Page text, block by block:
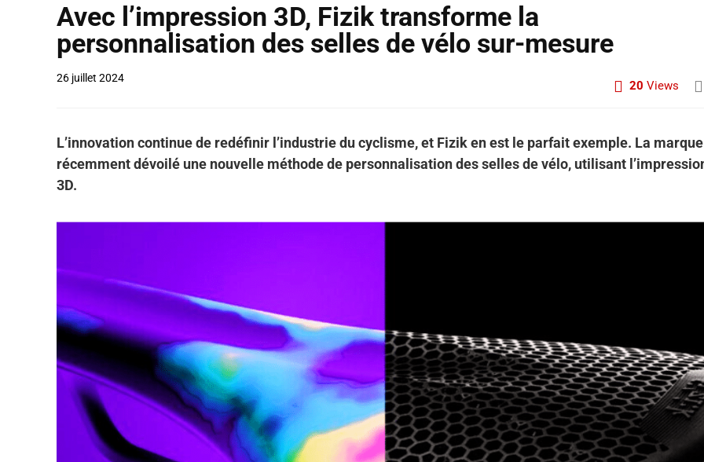
Avec l’impression 3D, Fizik transforme la
personnalisation des selles de vélo sur-mesure
26 juillet 2024
20 Views
L’innovation continue de redéfinir l’industrie du cyclisme, et Fizik en est le parfait exemple. La
récemment dévoilé une nouvelle méthode de personnalisation des selles de vélo, utilisant
3D.